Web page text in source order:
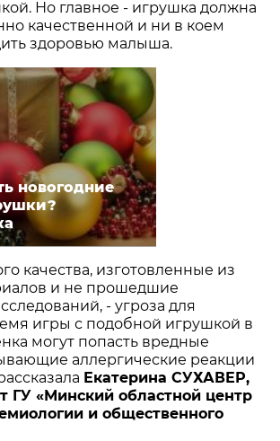
Но главное - игрушка должна
качественной и ни в коем
здоровью малыша.
новогодние
качества, изготовленные из
и не прошедшие
- угроза для
игры с подобной игрушкой в
могут попасть вредные
аллергические реакции
Екатерина СУХАВЕР,
ГУ «Минский областной центр
и общественного